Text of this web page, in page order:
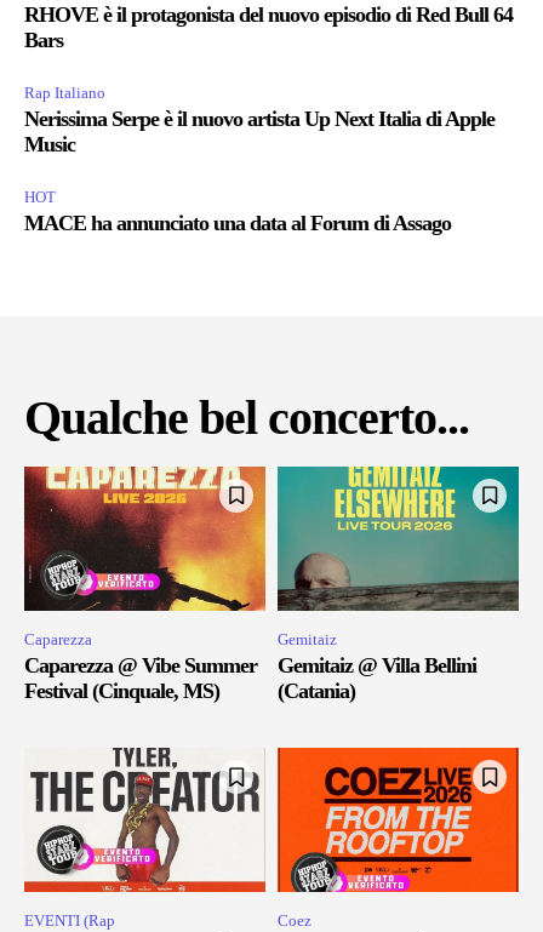
RHOVE è il protagonista del nuovo episodio di Red Bull 64
Bars
Rap Italiano
Nerissima Serpe è il nuovo artista Up Next Italia di Apple
Music
HOT
MACE ha annunciato una data al Forum di Assago
Qualche bel concerto...
Caparezza
Caparezza @ Vibe Summer
Festival (Cinquale, MS)
Gemitaiz
Gemitaiz @ Villa Bellini
(Catania)
EVENTI (Rap Coez